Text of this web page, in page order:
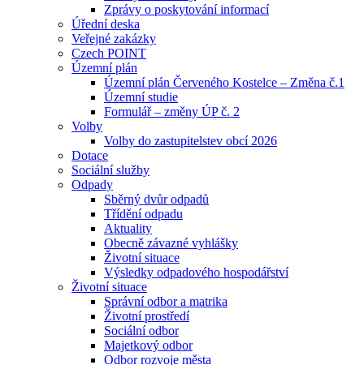
Zprávy o poskytování informací
Úřední deska
Veřejné zakázky
Czech POINT
Územní plán
Územní plán Červeného Kostelce – Změna č.1
Územní studie
Formulář – změny ÚP č. 2
Volby
Volby do zastupitelstev obcí 2026
Dotace
Sociální služby
Odpady
Sběrný dvůr odpadů
Třídění odpadu
Aktuality
Obecně závazné vyhlášky
Životní situace
Výsledky odpadového hospodářství
Životní situace
Správní odbor a matrika
Životní prostředí
Sociální odbor
Majetkový odbor
Odbor rozvoje města